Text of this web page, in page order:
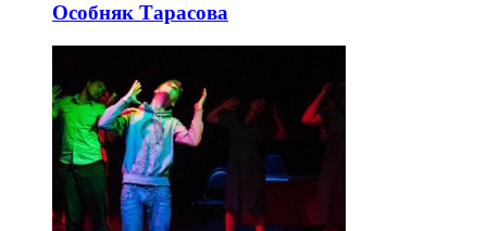
Особняк Тарасова